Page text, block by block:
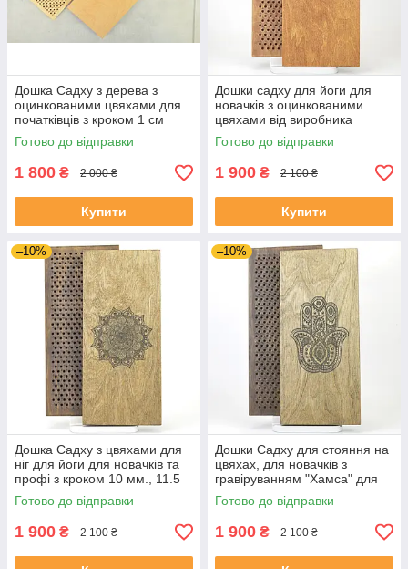
Дошка Садху з дерева з
оцинкованими цвяхами для
початківців з кроком 1 см
Готово до відправки
1 800 ₴ 2 000 ₴
Купити
Дошки садху для йоги для
новачків з оцинкованими
цвяхами від виробника
morebi
Готово до відправки
1 900 ₴ 2 100 ₴
Купити
–10%
Дошка Садху з цвяхами для
ніг для йоги для новачків та
профі з кроком 10 мм., 11.5
мм, 12.5ммю, 15 мм з
гравіруванням "Мандала"
Готово до відправки
1 900 ₴ 2 100 ₴
–10%
Дошки Садху для стояння на
цвяхах, для новачків з
гравіруванням "Хамса" для
початківців з кроком 10 ммм
Готово до відправки
1 900 ₴ 2 100 ₴